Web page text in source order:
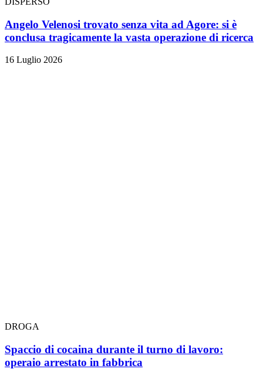
Angelo Velenosi trovato senza vita ad Agore: si è
conclusa tragicamente la vasta operazione di ricerca
16 Luglio 2026
DROGA
Spaccio di cocaina durante il turno di lavoro:
operaio arrestato in fabbrica